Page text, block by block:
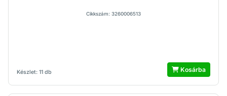
Készlet: 11 db
Cikkszám: 3260006513
Kosárba